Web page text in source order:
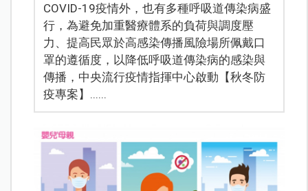
COVID-19疫情外，也有多種呼吸道傳染病盛
行，為避免加重醫療體系的負荷與調度壓
力、提高民眾於高感染傳播風險場所佩戴口
罩的遵循度，以降低呼吸道傳染病的感染與
傳播，中央流行疫情指揮中心啟動【秋冬防
疫專案】......